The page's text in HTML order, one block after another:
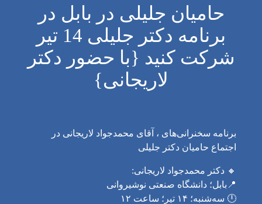
حامیان جلیلی در بابل در
برنامه دکتر جلیلی 14 تیر
شرکت کنید {با حضور دکتر
لاریجانی}
برنامه سخنرانی‌های ، آقای محمدجواد لاریجانی در
اجتماع حامیان دکتر جلیلی
🔸 دکتر محمدجواد لاریجانی:
📍بابل؛ دانشگاه صنعتی نوشیروانی
🕛 سه‌شنبه؛ ۱۴ تیر؛ ساعت ۱۲